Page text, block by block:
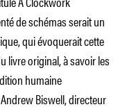
de schémas serait un
qui évoquerait cette
livre original, à savoir les
humaine
Biswell, directeur